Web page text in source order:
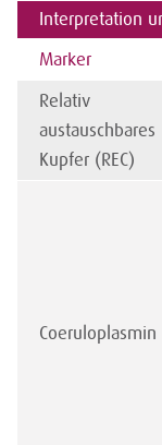
Interpretation
Marker
Relativ
austauschbares
Kupfer (REC)
Coeruloplasmin